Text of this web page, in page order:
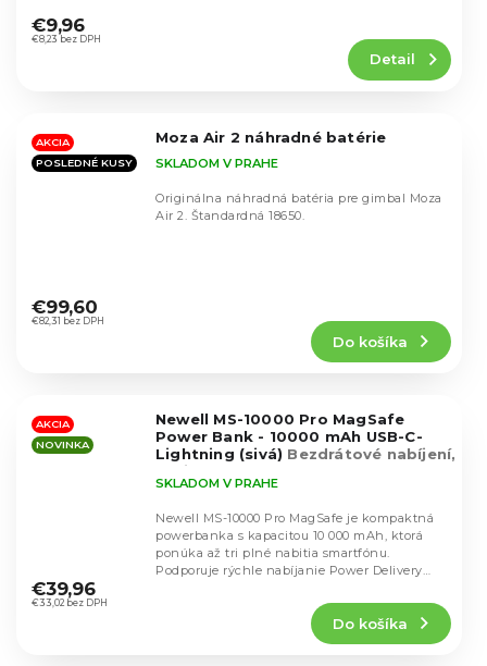
hodnotenie
produktu
hviezdičiek.
€8,23 bez DPH
€9,96
Detail
AKCIA
POSLEDNÉ KUSY
Moza Air 2 náhradné batérie
hodnotenie
produktu
hviezdičiek.
SKLADOM V PRAHE
€82,31 bez DPH
€99,60
Do košíka
Originálna náhradná batéria pre gimbal Moza
Air 2. Štandardná 18650.
AKCIA
NOVINKA
Newell MS-10000 Pro MagSafe
Power Bank - 10000 mAh USB-C-
Lightning (sivá) Bezdrátové nabíjení,
stojánek
hodnotenie
produktu
SKLADOM V PRAHE
€33,02 bez DPH
€39,96
Do košíka
Newell MS-10000 Pro MagSafe je kompaktná
powerbanka s kapacitou 10 000 mAh, ktorá
ponúka až tri plné nabitia smartfónu.
Podporuje rýchle nabíjanie Power Delivery